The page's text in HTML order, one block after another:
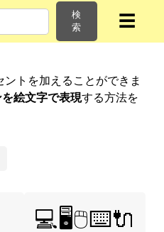
検
索
☰
トを加えることができま
絵文字で表現する方法を
💻🖥️🖱️⌨️🔌